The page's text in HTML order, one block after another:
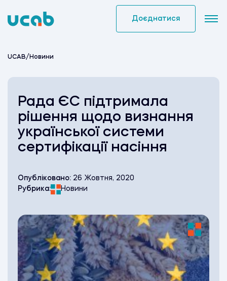
to
Доєднатися
UCAB/ Новини
Рада ЄС підтримала
рішення щодо визнання
української системи
сертифікації насіння
Опубліковано: 26 Жовтня, 2020
Рубрика:
Новини